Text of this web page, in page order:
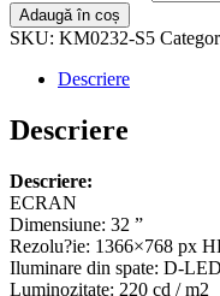
Adaugă în coș
SKU: KM0232-S5
Descriere
Descriere
Descriere:
ECRAN
Dimensiune: 32 ”
Rezolu?ie: 1366×768 px
Iluminare din spate: D-LED
Luminozitate: 220 cd / m2